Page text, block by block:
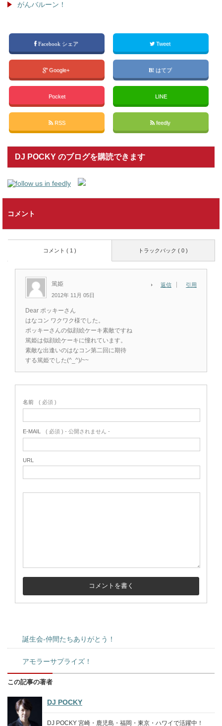
がんバルーン！
Facebook シェア Tweet
Google+ はてブ
Pocket LINE
RSS feedly
DJ POCKY のブログを購読できます
コメント
トラックバック ( 0 )
コメント ( 1 )
篤姫
2012年 11月 05日
返信 引用
Dear ポッキーさん
はなコン ワクワク様でした。
ポッキーさんの似顔絵ケーキ素敵ですね
篤姫は似顔絵ケーキに憧れています。
素敵な出逢いのはなコン第二回に期待
する篤姫でした(^_^)/~~
名前 ( 必須 )
E-MAIL ( 必須 ) - 公開されません -
URL
誕生会-仲間たちありがとう！
アモラーサプライズ！
この記事の著者
DJ POCKY
DJ POCKY 宮崎・鹿児島・福岡・東京・ハワイで活躍中！